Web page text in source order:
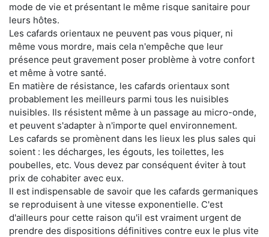
mode de vie et présentant le même risque sanitaire pour
leurs hôtes.
Les cafards orientaux ne peuvent pas vous piquer, ni
même vous mordre, mais cela n'empêche que leur
présence peut gravement poser problème à votre confort
et même à votre santé.
En matière de résistance, les cafards orientaux sont
probablement les meilleurs parmi tous les nuisibles
nuisibles. Ils résistent même à un passage au micro-onde,
et peuvent s'adapter à n'importe quel environnement.
Les cafards se promènent dans les lieux les plus sales qui
soient : les décharges, les égouts, les toilettes, les
poubelles, etc. Vous devez par conséquent éviter à tout
prix de cohabiter avec eux.
Il est indispensable de savoir que les cafards germaniques
se reproduisent à une vitesse exponentielle. C'est
d'ailleurs pour cette raison qu'il est vraiment urgent de
prendre des dispositions définitives contre eux le plus vite